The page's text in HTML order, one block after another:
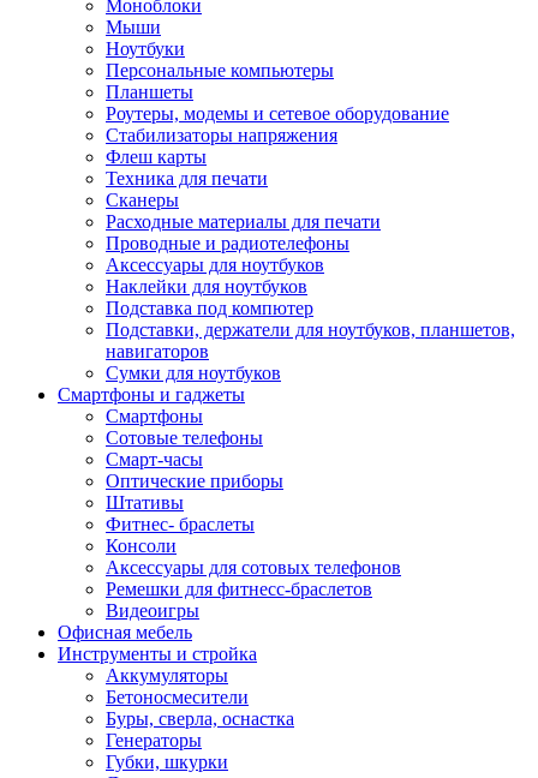
Моноблоки
Мыши
Ноутбуки
Персональные компьютеры
Планшеты
Роутеры, модемы и сетевое оборудование
Стабилизаторы напряжения
Флеш карты
Техника для печати
Сканеры
Расходные материалы для печати
Проводные и радиотелефоны
Аксессуары для ноутбуков
Наклейки для ноутбуков
Подставка под компютер
Подставки, держатели для ноутбуков, планшетов,
навигаторов
Сумки для ноутбуков
Смартфоны и гаджеты
Смартфоны
Сотовые телефоны
Смарт-часы
Оптические приборы
Штативы
Фитнес- браслеты
Консоли
Аксессуары для сотовых телефонов
Ремешки для фитнесс-браслетов
Видеоигры
Офисная мебель
Инструменты и стройка
Аккумуляторы
Бетоносмесители
Буры, сверла, оснастка
Генераторы
Губки, шкурки